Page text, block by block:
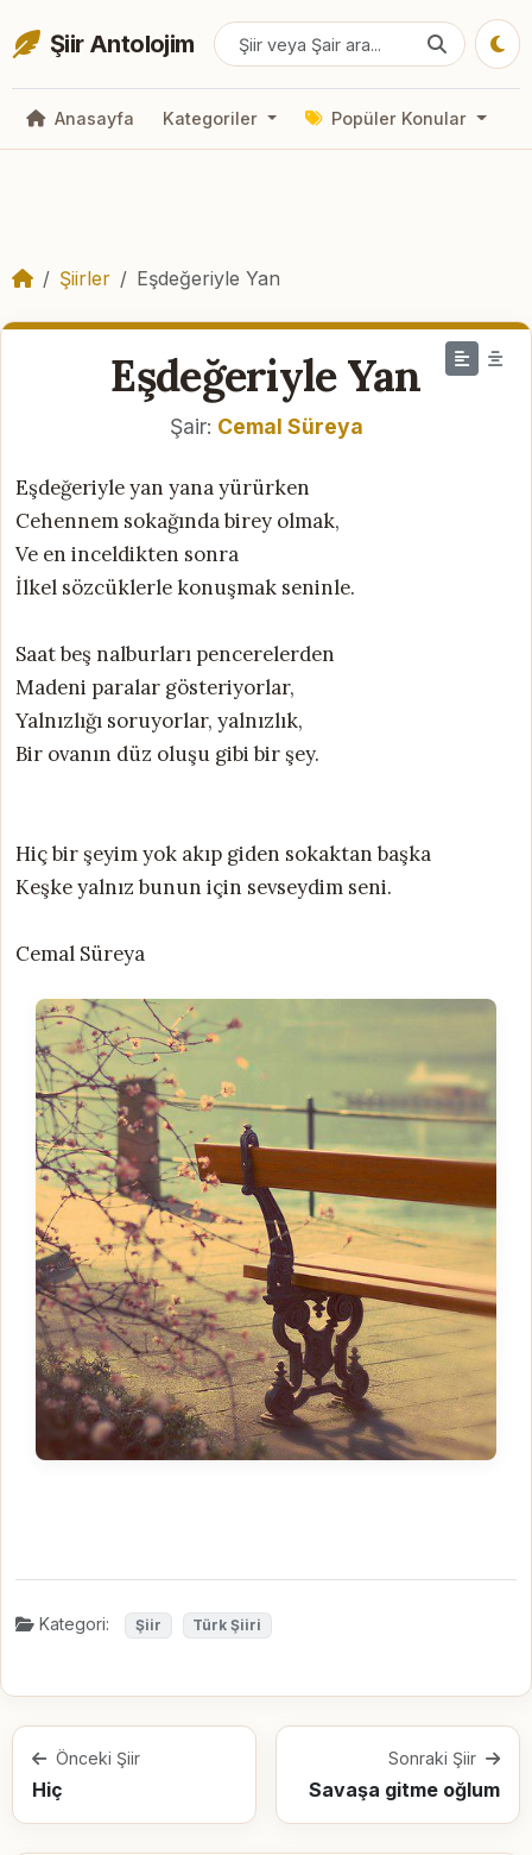
Şiir Antolojim
Anasayfa Kategoriler Popüler Konular
Şiirler Eşdeğeriyle Yan
Eşdeğeriyle Yan
Şair: Cemal Süreya
Eşdeğeriyle yan yana yürürken
Cehennem sokağında birey olmak,
Ve en inceldikten sonra
İlkel sözcüklerle konuşmak seninle.
Saat beş nalburları pencerelerden
Madeni paralar gösteriyorlar,
Yalnızlığı soruyorlar, yalnızlık,
Bir ovanın düz oluşu gibi bir şey.
Hiç bir şeyim yok akıp giden sokaktan başka
Keşke yalnız bunun için sevseydim seni.
Cemal Süreya
Kategori: Şiir Türk Şiiri
Önceki Şiir
Hiç
Sonraki Şiir
Savaşa gitme oğlum